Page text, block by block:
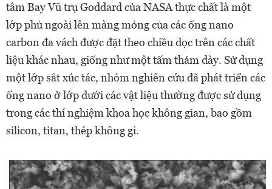
tâm Bay Vũ trụ Goddard của NASA thực chất là một
lớp phủ ngoài lên màng mỏng của các ống nano
carbon đa vách được đặt theo chiều dọc trên các chất
liệu khác nhau, giống như một tấm thảm dày. Sử dụng
một lớp sắt xúc tác, nhóm nghiên cứu đã phát triển các
ống nano ở lớp dưới các vật liệu thường được sử dụng
trong các thí nghiệm khoa học không gian, bao gồm
silicon, titan, thép không gỉ.